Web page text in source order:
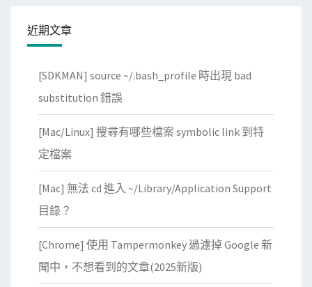
近期文章
[SDKMAN] source ~/.bash_profile 時出現 bad
substitution 錯誤
[Mac/Linux] 搜尋有哪些檔案 symbolic link 到特
定檔案
[Mac] 無法 cd 進入 ~/Library/Application Support
目錄？
[Chrome] 使用 Tampermonkey 過濾掉 Google 新
聞中，不想看到的文章(2025新版)